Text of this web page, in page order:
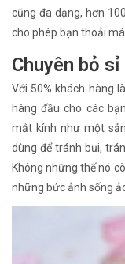
cũng đa dạng, hơn
cho phép bạn thoải
Chuyên bỏ
Với 50% khách hàng
hàng đầu cho các
mắt kính như một
dùng để tránh bụi,
Không những thế nó
những bức ảnh sống